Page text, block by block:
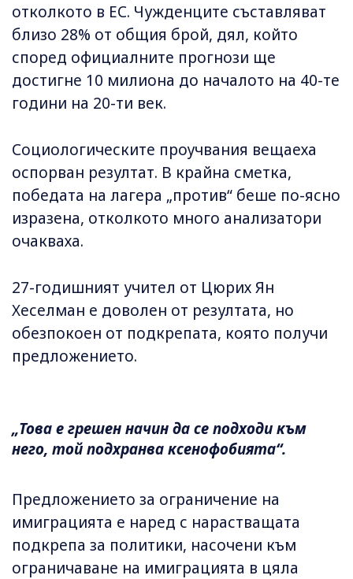
отколкото в ЕС. Чужденците съставляват
близо 28% от общия брой, дял, който
според официалните прогнози ще
достигне 10 милиона до началото на 40-те
години на 20-ти век.
Социологическите проучвания вещаеха
оспорван резултат. ⁠В крайна сметка,
победата на лагера „против“ беше по-ясно
изразена, отколкото много анализатори
очакваха.
27-годишният учител от Цюрих Ян
Хеселман е доволен от резултата, но
обезпокоен от подкрепата, която получи
предложението.
„Това е грешен начин да се подходи към
него, той подхранва ксенофобията“.
Предложението за ограничение на
имиграцията е наред с нарастващата
подкрепа за политики, насочени към
ограничаване на имиграцията в цяла